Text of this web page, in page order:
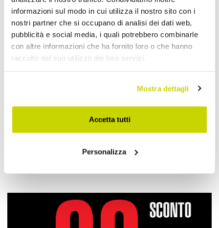
informazioni sul modo in cui utilizza il nostro sito con i
nostri partner che si occupano di analisi dei dati web,
pubblicità e social media, i quali potrebbero combinarle
con altre informazioni che ha fornito loro o che hanno
raccolto dal suo utilizzo dei loro servizi.
Mostra dettagli
Accetta tutti
Personalizza